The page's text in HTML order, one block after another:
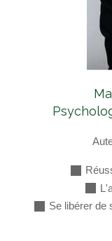
Se libérer de